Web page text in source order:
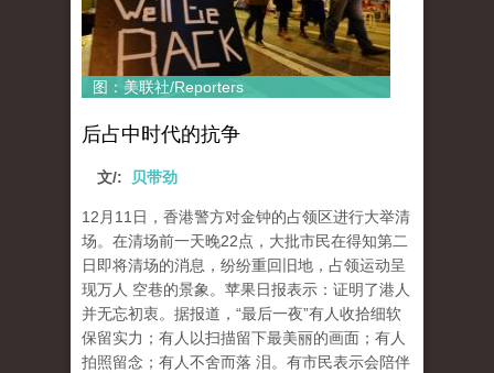
图：美联社/Reporters
后占中时代的抗争
文/: 贝带劲
12月11日，香港警方对金钟的占领区进行大举清
场。在清场前一天晚22点，大批市民在得知第二
日即将清场的消息，纷纷重回旧地，占领运动呈
现万人 空巷的景象。苹果日报表示：证明了港人
并无忘初衷。据报道，“最后一夜”有人收拾细软
保留实力；有人以扫描留下最美丽的画面；有人
拍照留念；有人不舍而落 泪。有市民表示会陪伴